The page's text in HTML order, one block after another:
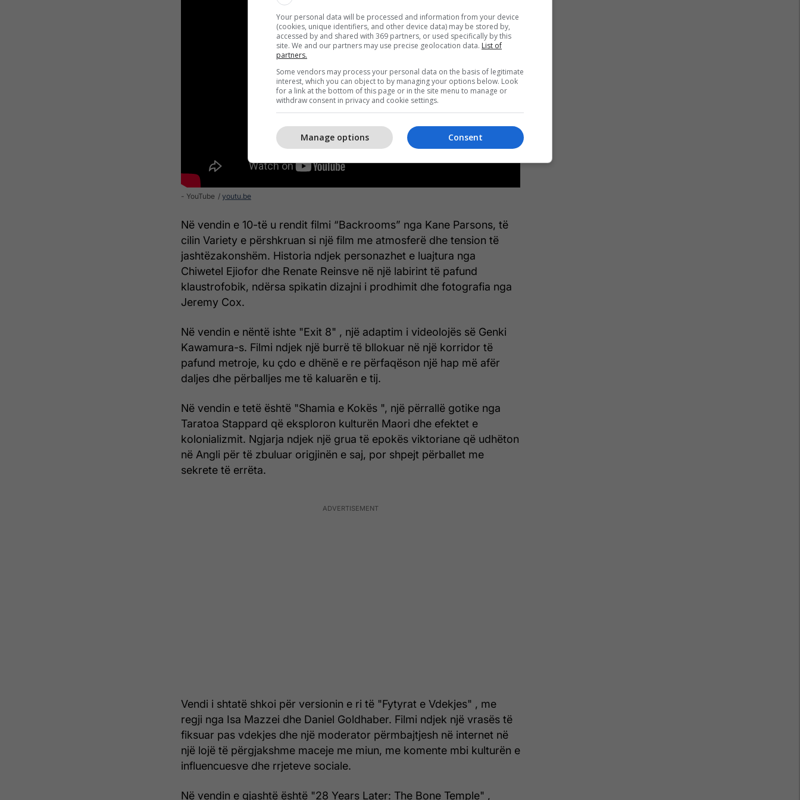
- YouTube youtu.be
Në vendin e 10-të u rendit filmi “Backrooms” nga Kane Parsons, të
cilin Variety e përshkruan si një film me atmosferë dhe tension të
jashtëzakonshëm. Historia ndjek personazhet e luajtura nga
Chiwetel Ejiofor dhe Renate Reinsve në një labirint të pafund
klaustrofobik, ndërsa spikatin dizajni i prodhimit dhe fotografia nga
Jeremy Cox.
Në vendin e nëntë ishte "Exit 8" , një adaptim i videolojës së Genki
Kawamura-s. Filmi ndjek një burrë të bllokuar në një korridor të
pafund metroje, ku çdo e dhënë e re përfaqëson një hap më afër
daljes dhe përballjes me të kaluarën e tij.
Në vendin e tetë është "Shamia e Kokës ", një përrallë gotike nga
Taratoa Stappard që eksploron kulturën Maori dhe efektet e
kolonializmit. Ngjarja ndjek një grua të epokës viktoriane që udhëton
në Angli për të zbuluar origjinën e saj, por shpejt përballet me
sekrete të errëta.
Vendi i shtatë shkoi për versionin e ri të "Fytyrat e Vdekjes" , me
regji nga Isa Mazzei dhe Daniel Goldhaber. Filmi ndjek një vrasës të
fiksuar pas vdekjes dhe një moderator përmbajtjesh në internet në
një lojë të përgjakshme maceje me miun, me komente mbi kulturën e
influencuesve dhe rrjeteve sociale.
Në vendin e gjashtë është "28 Years Later: The Bone Temple" ,
Your personal data will be processed and information from your device
(cookies, unique identifiers, and other device data) may be stored by,
accessed by and shared with 369 partners, or used specifically by this
site. We and our partners may use precise geolocation data. List of
partners.
Some vendors may process your personal data on the basis of legitimate
interest, which you can object to by managing your options below. Look
for a link at the bottom of this page or in the site menu to manage or
withdraw consent in privacy and cookie settings.
Consent
Manage options